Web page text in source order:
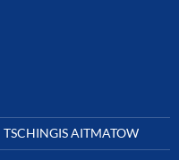
AITMATOW